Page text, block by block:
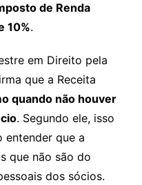
de Renda
10%.
em Direito pela
que a Receita
quando não houver
. Segundo ele, isso
entender que a
que não são do
dos sócios.